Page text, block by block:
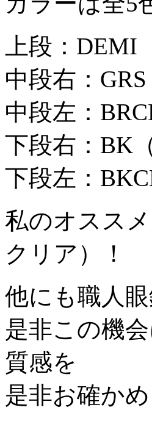
上段：DEMI
中段右：
中段左：
下段右：BK
下段左：
私のオスス
クリア）！
他にも職人
是非この機
質感を
是非お確か